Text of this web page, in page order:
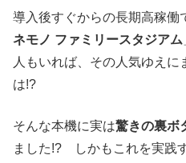
導入後すぐからの長期高稼働
ネモノ ファミリースタジアム
人もいれば、その人気ゆえ
は!?
そんな本機に実は驚きの裏ボ
ました!? しかもこれを実践